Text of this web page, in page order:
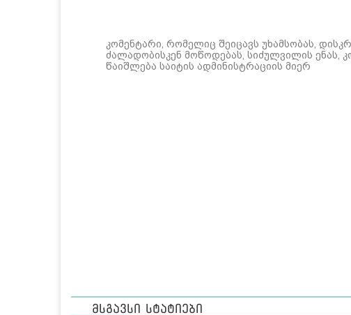
კომენტარი, რომელიც შეიცავს უხამსობას,
ძალადობისკენ მოწოდებას, სიძულვილის ენას,
წაიშლება საიტის ადმინისტრაციის მიერ
მსგავსი სტატიები